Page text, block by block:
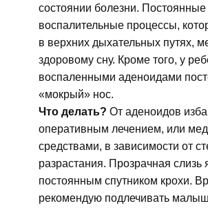
состоянии болезни. Постоянные
воспалительные процессы,
в верхних дыхательных путях,
здоровому сну. Кроме того, у
воспаленными аденоидами
«мокрый» нос.
Что делать? От аденоидов
оперативным лечением, или
средствами, в зависимости от
разрастания. Прозрачная слизь
постоянным спутником крохи.
рекомендую подлечивать